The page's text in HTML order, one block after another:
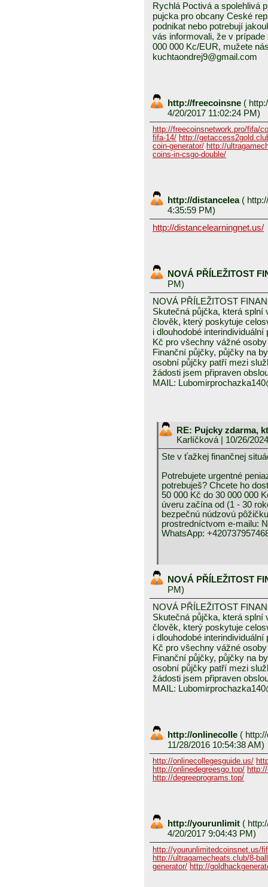
Rychlá Poctivá a spolehlivá
pujcka pro obcany Ceské
podnikat nebo potrebují
vás informovali, že v
000 000 Kc/EUR, mužete
kuchtaondrej9@gmail.com
http://freecoinsne (
4/20/2017 11:02:24 PM)
http://freecoinsnetwork.pro/fifa/
fifa-14/ http://
coin-generator/ http://
coins-in-csgo-double/
http://distancelea (
4:35:59 PM)
http://distancelearningnet.us/
NOVÁ PŘÍLEŽITOST
PM)
NOVÁ PŘÍLEŽITOST
Skutečná půjčka, která
člověk, který poskytuje
i dlouhodobé
Kč pro všechny vážné
Finanční půjčky, půjčky na
osobní půjčky patří mezi
žádosti jsem připraven
MAIL:
RE: Pujcky zdarma,
Karlíčková | 10/26/
Ste v ťažkej finančnej
Potrebujete urgentné
potrebuješ? Chcete ho
50 000 Kč do 30 000 000
úveru začína od (1 - 30
bezpečnú núdzovú
prostredníctvom e-mailu:
WhatsApp:
NOVÁ PŘÍLEŽITOST
PM)
NOVÁ PŘÍLEŽITOST
Skutečná půjčka, která
člověk, který poskytuje
i dlouhodobé
Kč pro všechny vážné
Finanční půjčky, půjčky na
osobní půjčky patří mezi
žádosti jsem připraven
MAIL:
http://onlinecolle (
11/28/2016 10:54:38 AM)
http://onlinecollegesguide.us/
http://onlinedegreesgo.top/
http://degreeprograms.top/
http://yourunlimit (
4/20/2017 9:04:43 PM)
http://yourunlimitedcoinsnet.us/
http://ultragamecheats.club/8-
generator/ http://